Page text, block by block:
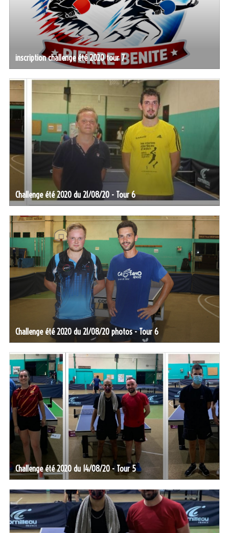
inscription challenge été 2020 tour 7
Challenge été 2020 du 21/08/20 - Tour 6
Challenge été 2020 du 21/08/20 photos - Tour 6
Challenge été 2020 du 14/08/20 - Tour 5